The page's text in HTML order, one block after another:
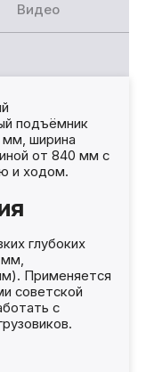
Видео
подъёмник
мм, ширина
от 840 мм с
и ходом.
глубоких
Применяется
советской
с